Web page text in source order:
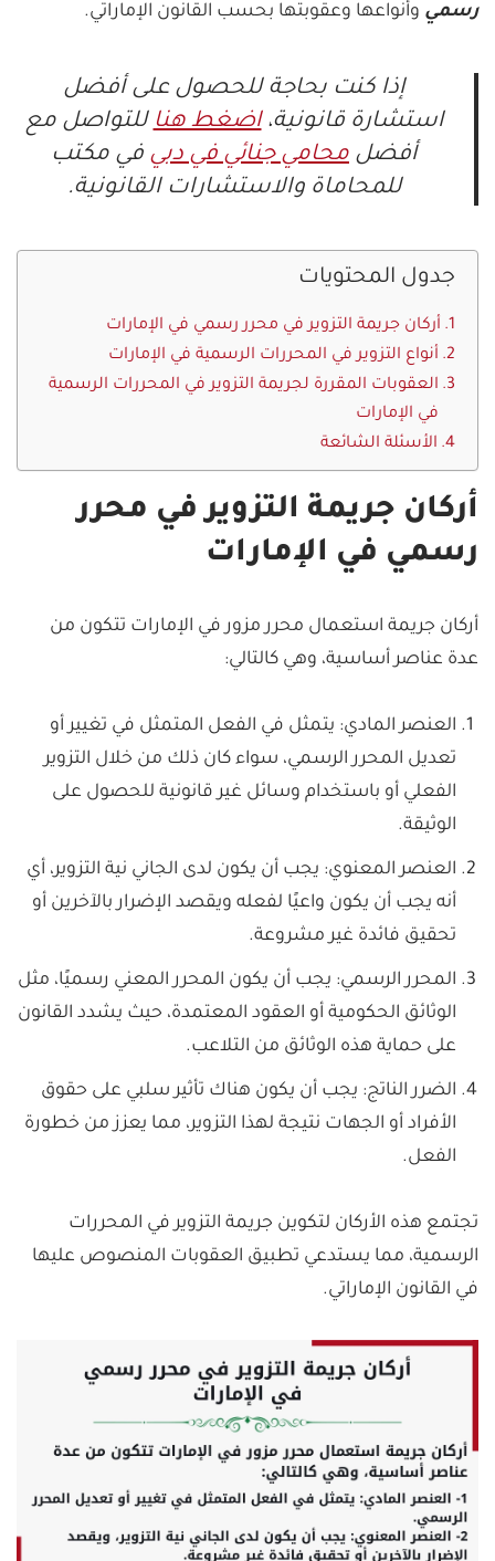
رسمي وأنواعها وعقوبتها بحسب القانون الإماراتي.
إذا كنت بحاجة للحصول على أفضل
استشارة قانونية،اضغط هناللتواصل مع
أفضل محامي جنائي في دبي في مكتب
للمحاماة والاستشارات القانونية.
جدول المحتويات
أركان جريمة التزوير في محرر رسمي في الإمارات
أنواع التزوير في المحررات الرسمية في الإمارات
العقوبات المقررة لجريمة التزوير في المحررات الرسمية
في الإمارات
الأسئلة الشائعة
أركان جريمة التزوير في محرر
رسمي في الإمارات
أركان جريمة استعمال محرر مزور في الإمارات تتكون من
عدة عناصر أساسية، وهي كالتالي:
العنصر المادي: يتمثل في الفعل المتمثل في تغيير أو
تعديل المحرر الرسمي، سواء كان ذلك من خلال التزوير
الفعلي أو باستخدام وسائل غير قانونية للحصول على
الوثيقة.
العنصر المعنوي: يجب أن يكون لدى الجاني نية التزوير، أي
أنه يجب أن يكون واعيًا لفعله ويقصد الإضرار بالآخرين أو
تحقيق فائدة غير مشروعة.
المحرر الرسمي: يجب أن يكون المحرر المعني رسميًا، مثل
الوثائق الحكومية أو العقود المعتمدة، حيث يشدد القانون
على حماية هذه الوثائق من التلاعب.
الضرر الناتج: يجب أن يكون هناك تأثير سلبي على حقوق
الأفراد أو الجهات نتيجة لهذا التزوير، مما يعزز من خطورة
الفعل.
تجتمع هذه الأركان لتكوين جريمة التزوير في المحررات
الرسمية، مما يستدعي تطبيق العقوبات المنصوص عليها
في القانون الإماراتي.